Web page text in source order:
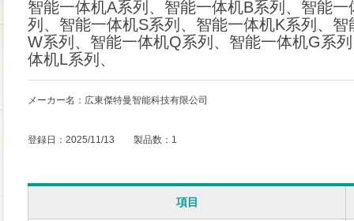
智能一体机A系列、智能一体机B系列、智能一
列、智能一体机S系列、智能一体机K系列、智
W系列、智能一体机Q系列、智能一体机G系
体机L系列、
メーカー名：広東傑特曼智能科技有限公司
登録日：2025/11/13 製品数：1
項目